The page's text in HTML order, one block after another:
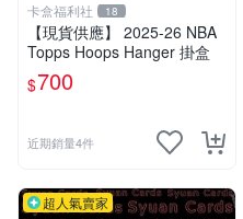
卡盒福利社 18
【現貨供應】 2025-26 NBA
Topps Hoops Hanger 掛盒
$700
近期銷量4件
超人氣賣家